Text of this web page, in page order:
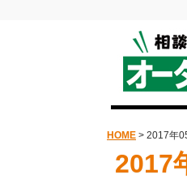
HOME > 2017年
2017